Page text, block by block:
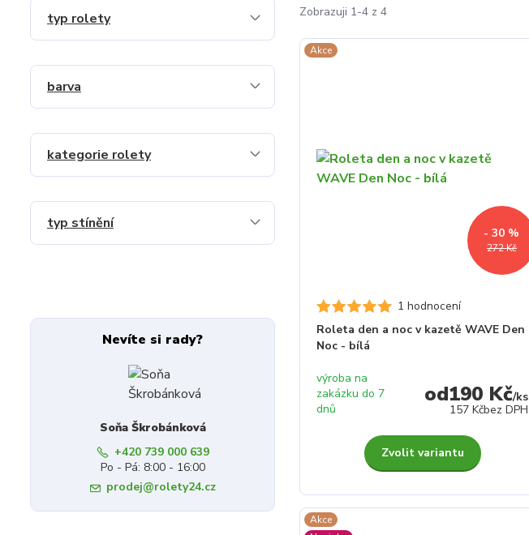
Zobrazuji 1-4 z 4
Akce
272 Kč
- 30 %
1 hodnocení
Roleta den a noc v kazetě WAVE Den
Noc - bílá
190 Kč/ks
157 Kčbez DPH
výroba na
zakázku do 7
dnů
Zvolit variantu
Akce
typ rolety
barva
kategorie rolety
typ stínění
Nevíte si rady?
Soňa Škrobánková
+420 739 000 639
Po - Pá: 8:00 - 16:00
prodej@rolety24.cz